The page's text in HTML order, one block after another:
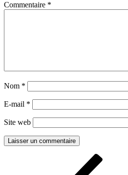
Commentaire *
Nom *
E-mail *
Site web